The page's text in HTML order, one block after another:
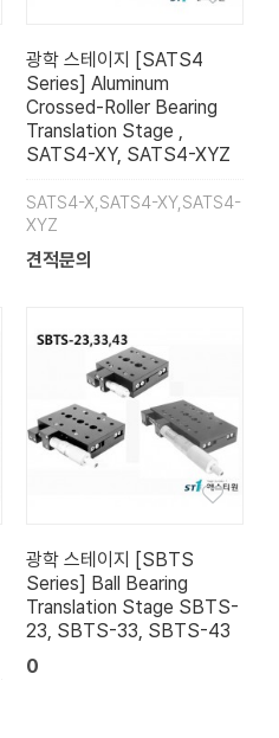
광학 스테이지 [SATS4
Series] Aluminum
Crossed-Roller Bearing
Translation Stage ,
SATS4-XY, SATS4-XYZ
SATS4-X,SATS4-XY,SATS4-
XYZ
견적문의
광학 스테이지 [SBTS
Series] Ball Bearing
Translation Stage SBTS-
23, SBTS-33, SBTS-43
0